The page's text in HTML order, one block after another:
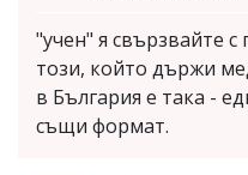
"учен" я свързвайте
този, който държи
в България е така -
същи формат.